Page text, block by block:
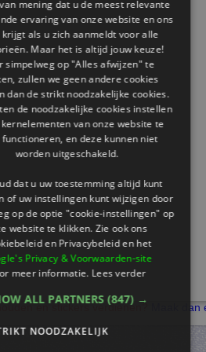
stickers verdienen? Maak dan een
dat u de meest relevante
van onze website en ons
u zich aanmeldt voor alle
het is altijd jouw keuze!
op "Alles afwijzen" te
we geen andere cookies
strikt noodzakelijke cookies.
cookies instellen
van onze website te
en deze kunnen niet
uitgeschakeld.
uw toestemming altijd kunt
kunt wijzigen door
optie "cookie-instellingen" op
te klikken. Zie ook ons
en Privacybeleid en het
& Voorwaarden-site
informatie.Lees verder
PARTNERS(847) →